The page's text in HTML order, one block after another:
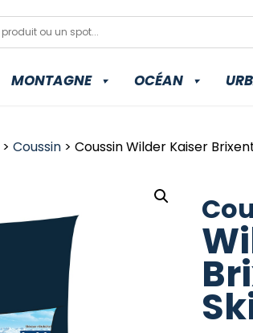
MONTAGNE OCÉAN
> Coussin > Coussin Wilder Kaiser